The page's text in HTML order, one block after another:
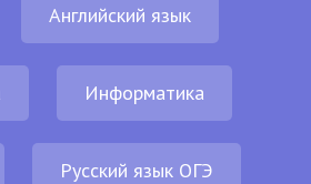
Английский язык
Информатика
Русский язык ОГЭ